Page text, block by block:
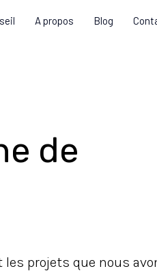
A propos Blog
de
projets que nous